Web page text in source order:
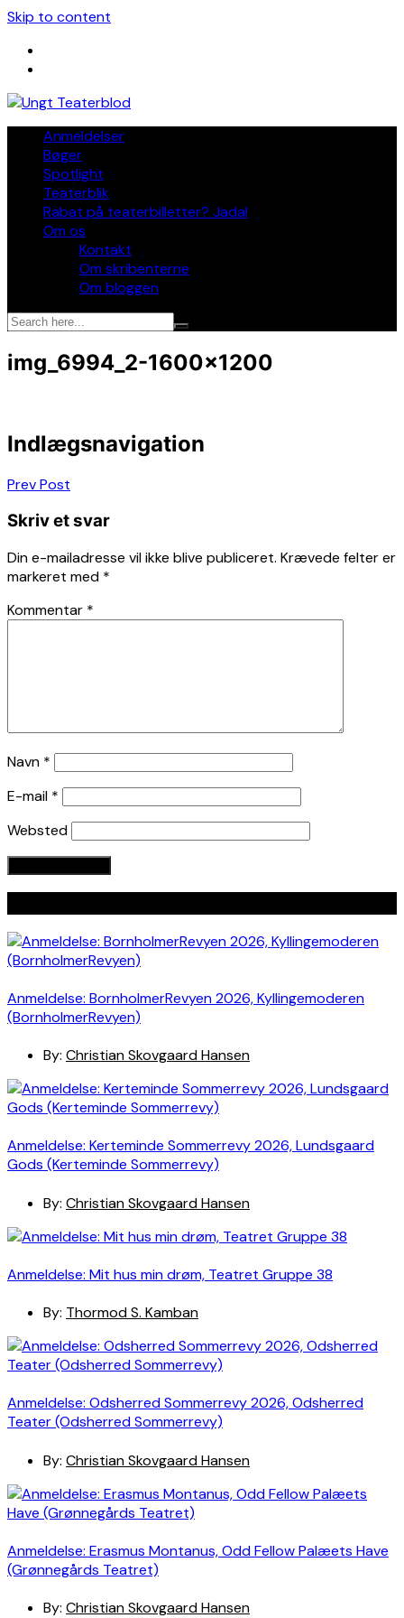
Skip to content
Anmeldelser
Bøger
Spotlight
Teaterblik
Rabat på teaterbilletter? Jada!
Om os
Kontakt
Om skribenterne
Om bloggen
img_6994_2-1600×1200
Indlægsnavigation
Prev Post
Skriv et svar
Din e-mailadresse vil ikke blive publiceret. Krævede felter er
markeret med *
Kommentar *
Navn *
E-mail *
Websted
Anmeldelse: BornholmerRevyen 2026, Kyllingemoderen
(BornholmerRevyen)
By: Christian Skovgaard Hansen
Anmeldelse: Kerteminde Sommerrevy 2026, Lundsgaard
Gods (Kerteminde Sommerrevy)
By: Christian Skovgaard Hansen
Anmeldelse: Mit hus min drøm, Teatret Gruppe 38
By: Thormod S. Kamban
Anmeldelse: Odsherred Sommerrevy 2026, Odsherred
Teater (Odsherred Sommerrevy)
By: Christian Skovgaard Hansen
Anmeldelse: Erasmus Montanus, Odd Fellow Palæets Have
(Grønnegårds Teatret)
By: Christian Skovgaard Hansen